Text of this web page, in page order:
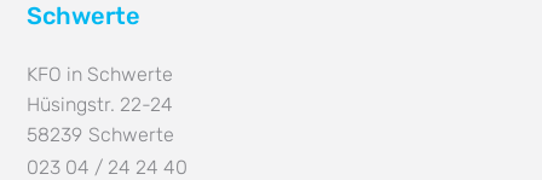
Schwerte
KFO in Schwerte
Hüsingstr. 22-24
58239 Schwerte
023 04 / 24 24 40